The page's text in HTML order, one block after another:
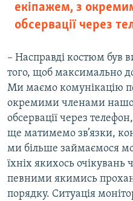
екіпажем, з
обсервації через
– Насправді костюм був
того, щоб максимально
Ми маємо комунікацію
окремими членами
обсервації через
ще матимемо зв’язки,
ми більше займаємося
їхніх якихось очікувань
певними якимись
порядку. Ситуація